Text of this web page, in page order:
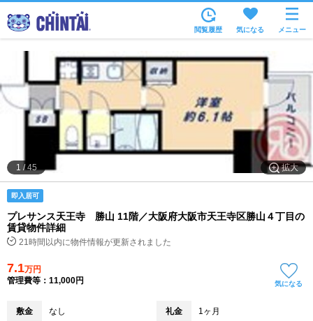
住所から
家賃相場から
通勤通学時間から
物件特集から
閲覧履歴 気になる メニュー
拡大
1 /45
即入居可
プレサンス天王寺 勝山 11階／大阪府大阪市天王寺区勝山４丁目の
賃貸物件詳細
21時間以内に物件情報が更新されました
7.1万円
管理費等：11,000円
気になる
敷金 なし 礼金 1ヶ月